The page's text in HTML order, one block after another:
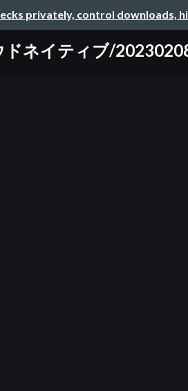
privately, control downloads,
ネイティブ/